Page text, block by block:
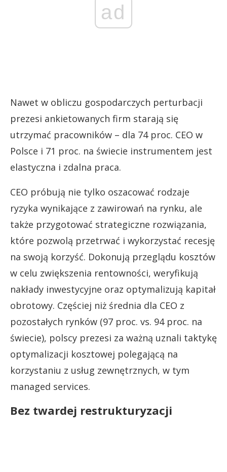
ad
Nawet w obliczu gospodarczych perturbacji
prezesi ankietowanych firm starają się
utrzymać pracowników – dla 74 proc. CEO w
Polsce i 71 proc. na świecie instrumentem jest
elastyczna i zdalna praca.
CEO próbują nie tylko oszacować rodzaje
ryzyka wynikające z zawirowań na rynku, ale
także przygotować strategiczne rozwiązania,
które pozwolą przetrwać i wykorzystać recesję
na swoją korzyść. Dokonują przeglądu kosztów
w celu zwiększenia rentowności, weryfikują
nakłady inwestycyjne oraz optymalizują kapitał
obrotowy. Częściej niż średnia dla CEO z
pozostałych rynków (97 proc. vs. 94 proc. na
świecie), polscy prezesi za ważną uznali taktykę
optymalizacji kosztowej polegającą na
korzystaniu z usług zewnętrznych, w tym
managed services.
Bez twardej restrukturyzacji